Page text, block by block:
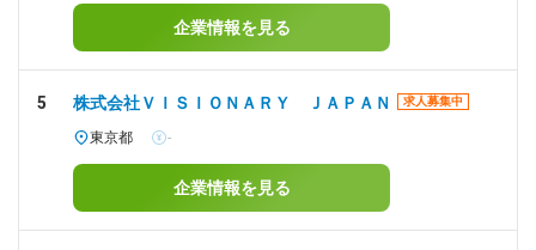
企業情報を見る
5 株式会社ＶＩＳＩＯＮＡＲＹ ＪＡＰＡＮ 求人募集中
東京都 -
企業情報を見る